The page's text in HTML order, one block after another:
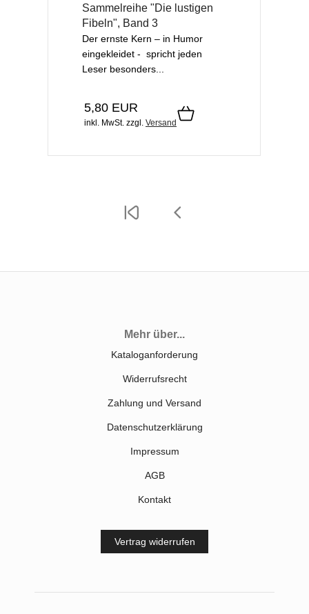
Sammelreihe "Die lustigen
Fibeln", Band 3
Der ernste Kern – in Humor
eingekleidet - spricht jeden
Leser besonders...
5,80 EUR
inkl. MwSt. zzgl. Versand
Mehr über...
Kataloganforderung
Widerrufsrecht
Zahlung und Versand
Datenschutzerklärung
Impressum
AGB
Kontakt
Vertrag widerrufen